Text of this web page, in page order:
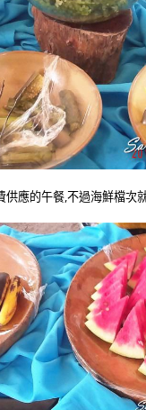
供應的午餐,不過海鮮檔次